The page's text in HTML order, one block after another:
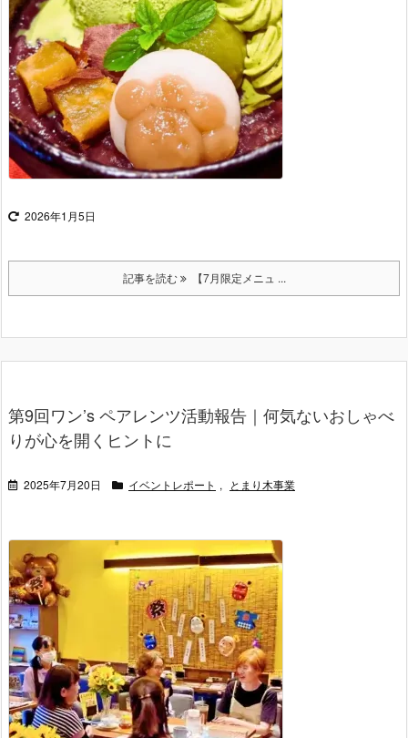
2026年1月5日
記事を読む 【7月限定メニュ ...
第9回ワン’s ペアレンツ活動報告｜何気ないおしゃべ
りが心を開くヒントに
2025年7月20日 イベントレポート , とまり木事業